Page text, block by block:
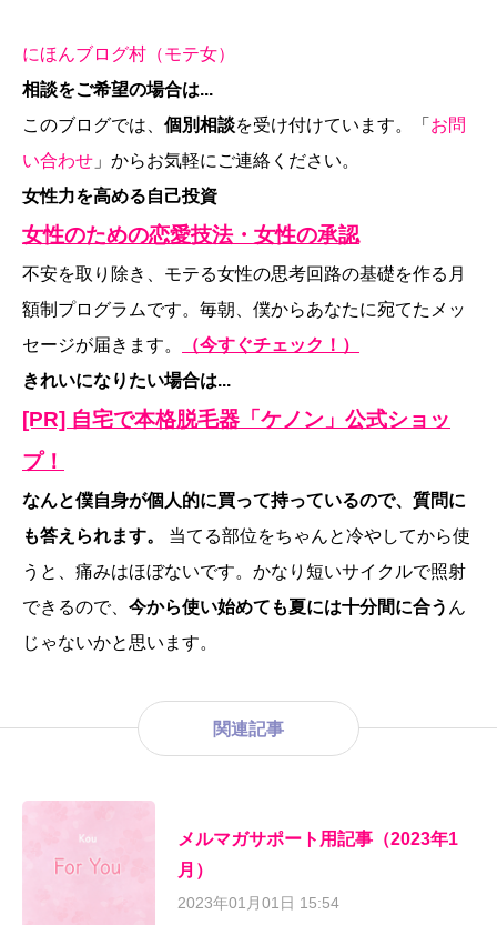
にほんブログ村（モテ女）
相談をご希望の場合は...
このブログでは、 個別相談を受け付けています。「 お問
い合わせ 」からお気軽にご連絡ください。
女性力を高める自己投資
女性のための恋愛技法・女性の承認
不安を取り除き、モテる女性の思考回路の基礎を作る月
額制プログラムです。毎朝、僕からあなたに宛てたメッ
セージが届きます。
（今すぐチェック！）
きれいになりたい場合は...
[PR] 自宅で本格脱毛器「ケノン」公式ショッ
プ！
なんと僕自身が個人的に買って持っているので、質問に
も答えられます。
当てる部位をちゃんと冷やしてから使
うと、痛みはほぼないです。かなり短いサイクルで照射
できるので、 今から使い始めても夏には十分間に合う ん
じゃないかと思います。
関連記事
メルマガサポート用記事（2023年1
月）
2023年01月01日 15:54